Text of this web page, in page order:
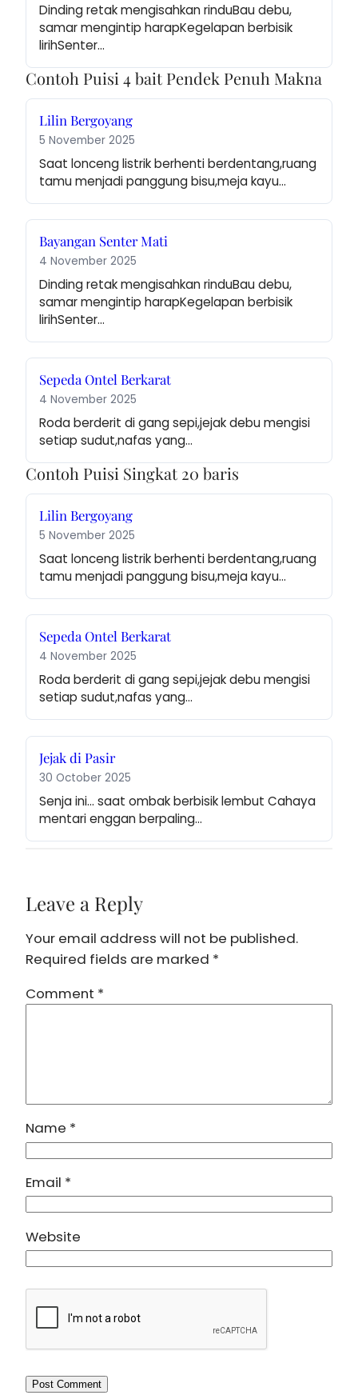
Dinding retak mengisahkan rinduBau debu,
samar mengintip harapKegelapan berbisik
lirihSenter…
Contoh Puisi 4 bait Pendek Penuh Makna
Lilin Bergoyang
5 November 2025
Saat lonceng listrik berhenti berdentang,ruang
tamu menjadi panggung bisu,meja kayu…
Bayangan Senter Mati
4 November 2025
Dinding retak mengisahkan rinduBau debu,
samar mengintip harapKegelapan berbisik
lirihSenter…
Sepeda Ontel Berkarat
4 November 2025
Roda berderit di gang sepi,jejak debu mengisi
setiap sudut,nafas yang…
Contoh Puisi Singkat 20 baris
Lilin Bergoyang
5 November 2025
Saat lonceng listrik berhenti berdentang,ruang
tamu menjadi panggung bisu,meja kayu…
Sepeda Ontel Berkarat
4 November 2025
Roda berderit di gang sepi,jejak debu mengisi
setiap sudut,nafas yang…
Jejak di Pasir
30 October 2025
Senja ini… saat ombak berbisik lembut Cahaya
mentari enggan berpaling…
Leave a Reply
Your email address will not be published.
Required fields are marked *
Comment *
Name *
Email *
Website